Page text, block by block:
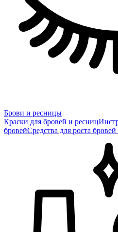
Брови и ресницы
Краски для бровей и ресниц
бровейСредства для роста